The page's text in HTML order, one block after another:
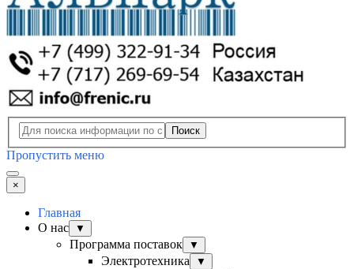
Поиск
Пропустить меню
×
Главная
О нас
▼
Программа поставок ▼
Электротехника ▼